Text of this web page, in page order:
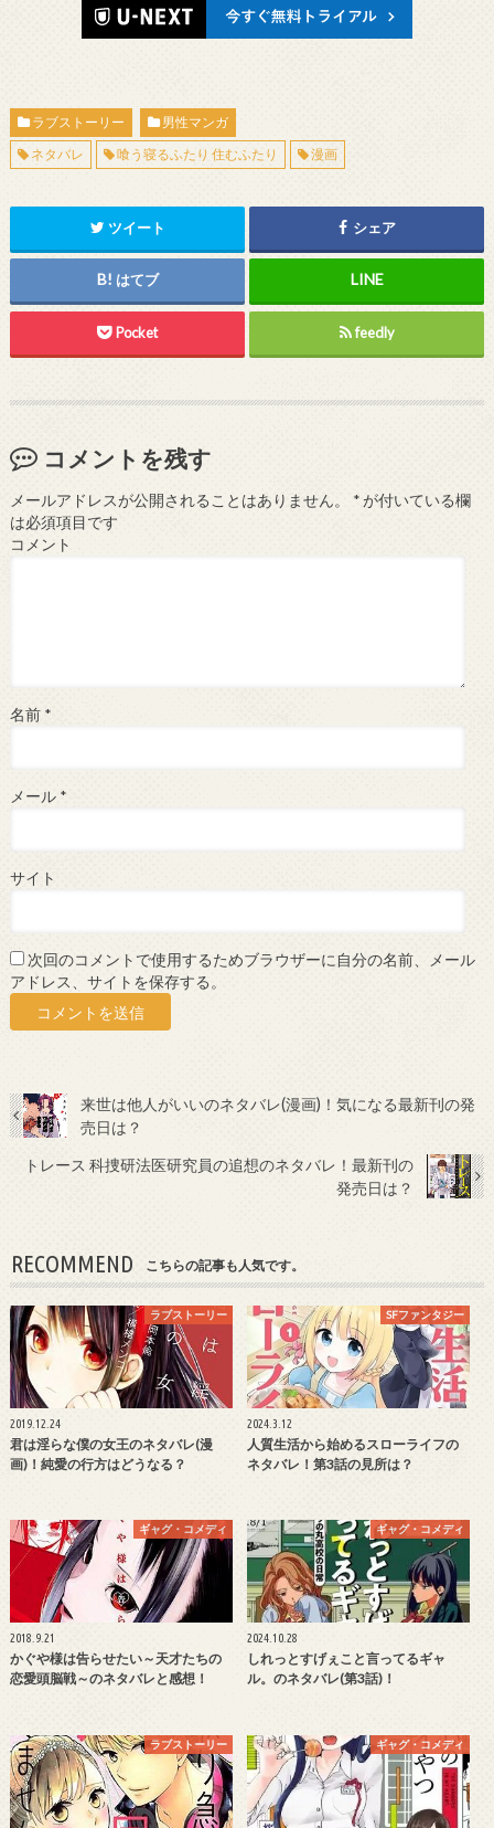
ラブストーリー
男性マンガ
ネタバレ
喰う寝るふたり 住むふたり 漫画
ツイート シェア
はてブ
Pocket feedly
コメントを残す
メールアドレスが公開されることはありません。 *が付いている欄
は必須項目です
コメント
名前 *
メール *
サイト
次回のコメントで使用するためブラウザーに自分の名前、メール
アドレス、サイトを保存する。
来世は他人がいいのネタバレ(漫画)！気になる最新刊の発
売日は？
トレース 科捜研法医研究員の追想のネタバレ！最新刊の
発売日は？
RECOMMEND こちらの記事も人気です。
ラブストーリー
2019.12.24
君は淫らな僕の女王のネタバレ(漫
画)！純愛の行方はどうなる？
SFファンタジー
2024.3.12
人質生活から始めるスローライフの
ネタバレ！第3話の見所は？
ギャグ・コメディ
2018.9.21
かぐや様は告らせたい～天才たちの
恋愛頭脳戦～のネタバレと感想！
ギャグ・コメディ
2024.10.28
しれっとすげぇこと言ってるギャ
ル。のネタバレ(第3話)！
ラブストーリー ギャグ・コメディ